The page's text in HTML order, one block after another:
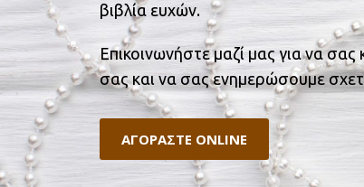
βιβλία ευχών.
Επικοινωνήστε μαζί μας για να
σας και να σας ενημερώσουμε
ΑΓΟΡΑΣΤΕ ONLINE